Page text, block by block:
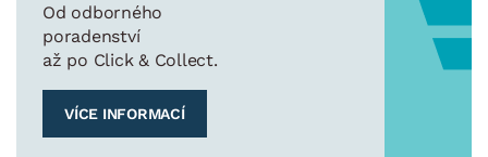
Od odborného
poradenství
až po Click & Collect.
VÍCE INFORMACÍ